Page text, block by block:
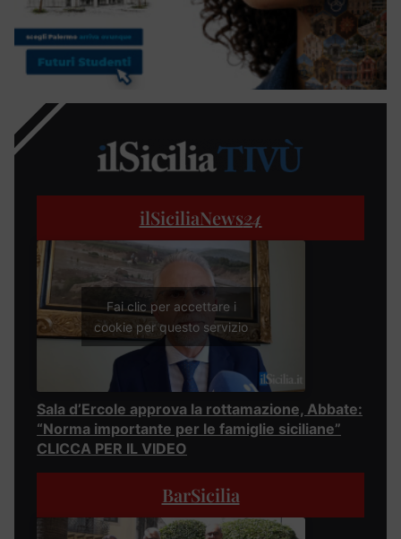
ilSiciliaNews24
Fai clic per accettare i
cookie per questo servizio
Sala d’Ercole approva la rottamazione, Abbate:
“Norma importante per le famiglie siciliane”
CLICCA PER IL VIDEO
BarSicilia